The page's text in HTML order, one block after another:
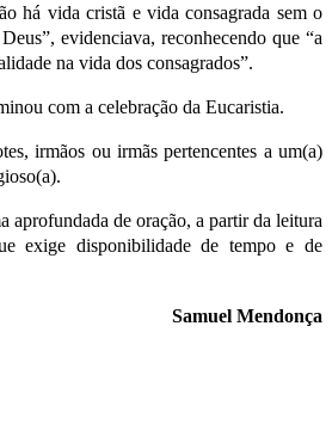
há vida cristã e vida consagrada sem o
evidenciava, reconhecendo que “a
na vida dos consagrados”.
com a celebração da Eucaristia.
irmãos ou irmãs pertencentes a um(a)
aprofundada de oração, a partir da leitura
exige disponibilidade de tempo e de
Samuel Mendonça